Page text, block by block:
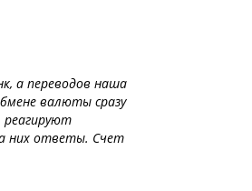
а переводов наша
валюты сразу
реагируют
них ответы. Счет